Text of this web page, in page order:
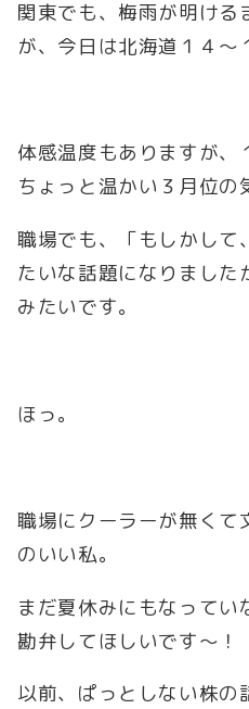
関東でも、梅雨が明ける
が、今日は北海道１４～
体感温度もありますが、
ちょっと温かい３月位の
職場でも、「もしかして
たいな話題になりました
みたいです。
ほっ。
職場にクーラーが無くて
のいい私。
まだ夏休みにもなって
勘弁してほしいです～！
以前、ぱっとしない株の